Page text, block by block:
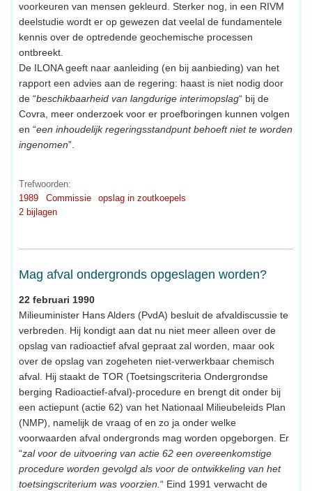
voorkeuren van mensen gekleurd. Sterker nog, in een RIVM
deelstudie wordt er op gewezen dat veelal de fundamentele
kennis over de optredende geochemische processen
ontbreekt.
De ILONA geeft naar aanleiding (en bij aanbieding) van het
rapport een advies aan de regering: haast is niet nodig door
de “beschikbaarheid van langdurige interimopslag“ bij de
Covra, meer onderzoek voor er proefboringen kunnen volgen
en “een inhoudelijk regeringsstandpunt behoeft niet te worden
ingenomen”.
Trefwoorden:
1989
Commissie
opslag in zoutkoepels
2 bijlagen
Mag afval ondergronds opgeslagen worden?
22 februari 1990
Milieuminister Hans Alders (PvdA) besluit de afvaldiscussie te
verbreden. Hij kondigt aan dat nu niet meer alleen over de
opslag van radioactief afval gepraat zal worden, maar ook
over de opslag van zogeheten niet-verwerkbaar chemisch
afval. Hij staakt de TOR (Toetsingscriteria Ondergrondse
berging Radioactief-afval)-procedure en brengt dit onder bij
een actiepunt (actie 62) van het Nationaal Milieubeleids Plan
(NMP), namelijk de vraag of en zo ja onder welke
voorwaarden afval ondergronds mag worden opgeborgen. Er
“zal voor de uitvoering van actie 62 een overeenkomstige
procedure worden gevolgd als voor de ontwikkeling van het
toetsingscriterium was voorzien. “ Eind 1991 verwacht de